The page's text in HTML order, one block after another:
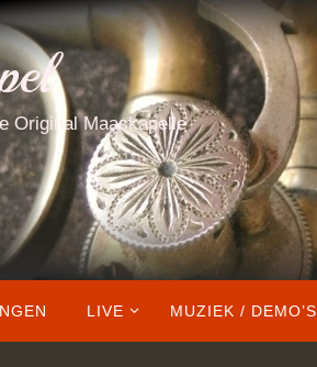
Original Maaskapelle
LIVE MUZIEK / DEMO’S